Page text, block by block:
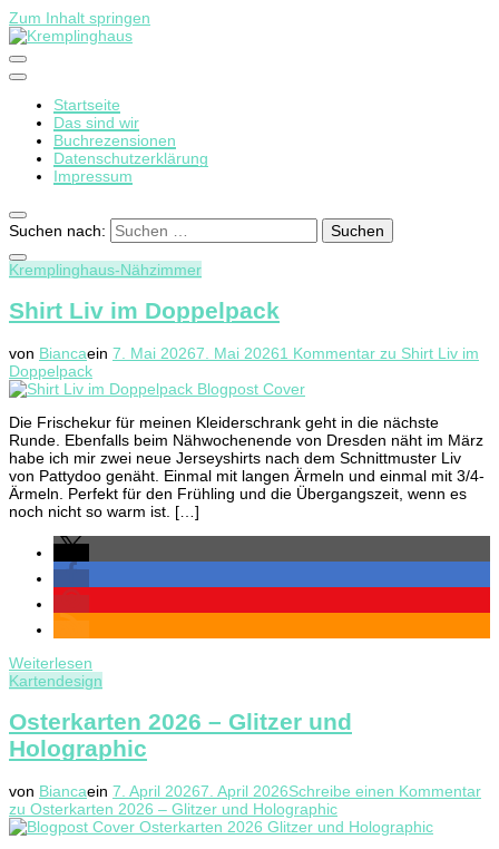
Zum Inhalt springen
Kremplinghaus
Startseite
Das sind wir
Buchrezensionen
Datenschutzerklärung
Impressum
Suchen nach:
Kremplinghaus-Nähzimmer
Shirt Liv im Doppelpack
von Biancaein 7. Mai 20267. Mai 20261 Kommentar zu Shirt Liv im
Doppelpack
Die Frischekur für meinen Kleiderschrank geht in die nächste
Runde. Ebenfalls beim Nähwochenende von Dresden näht im März
habe ich mir zwei neue Jerseyshirts nach dem Schnittmuster Liv
von Pattydoo genäht. Einmal mit langen Ärmeln und einmal mit 3/4-
Ärmeln. Perfekt für den Frühling und die Übergangszeit, wenn es
noch nicht so warm ist. […]
Weiterlesen
Kartendesign
Osterkarten 2026 – Glitzer und
Holographic
von Biancaein 7. April 20267. April 2026Schreibe einen Kommentar
zu Osterkarten 2026 – Glitzer und Holographic